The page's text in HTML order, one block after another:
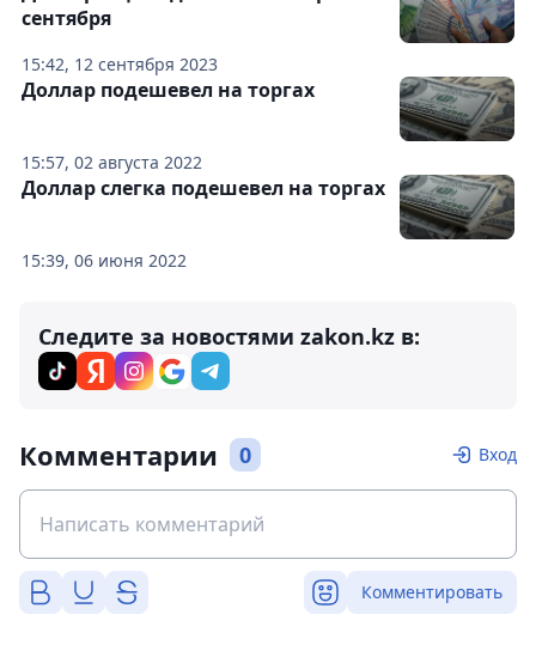
15:42, 12 сентября 2023
сентября
15:57, 02 августа 2022
Доллар подешевел на торгах
15:39, 06 июня 2022
Доллар слегка подешевел на торгах
Следите за новостями zakon.kz в:
Комментарии 0 Вход
Комментировать